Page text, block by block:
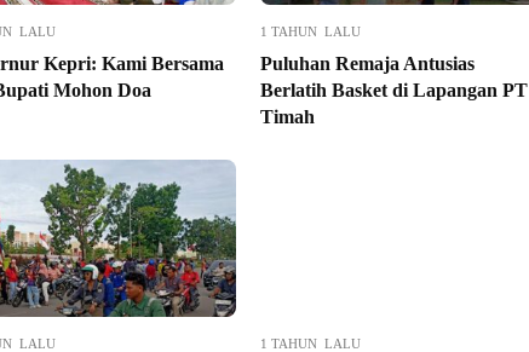
LALU
Kepri: Kami Bersama
Mohon Doa
1 TAHUN LALU
Puluhan Remaja Antusias
Berlatih Basket di Lapangan PT
Timah
LALU 1 TAHUN LALU